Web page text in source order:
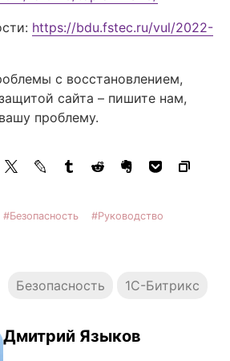
https://bdu.fstec.ru/vul/2022-
с восстановлением,
сайта – пишите нам,
проблему.
Безопасность
Руководство
Безопасность 1С-Битрикс
Дмитрий Языков